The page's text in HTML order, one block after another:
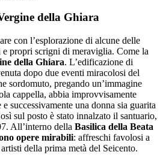
della Ghiara
con l’esplorazione di alcune delle
e propri scrigni di meraviglia. Come la
della Ghiara. L’edificazione di
dopo due eventi miracolosi del
sordomuto, pregando un’immagine
cappella, abbia improvvisamente
successivamente una donna sia guarita
sul posto è stato innalzato il santuario,
All’interno della Basilica della Beata
opere mirabili: affreschi favolosi a
della prima metà del Seicento.